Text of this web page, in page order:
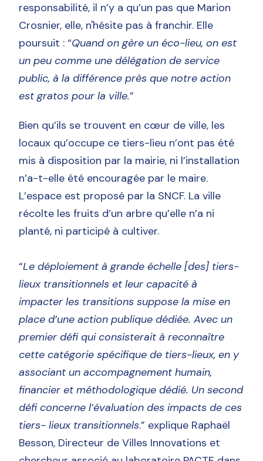
responsabilité, il n’y a qu’un pas que Marion
Crosnier, elle, n'hésite pas à franchir. Elle
poursuit : “Quand on gère un éco-lieu, on est
un peu comme une délégation de service
public, à la différence près que notre action
est gratos pour la ville.”
Bien qu’ils se trouvent en cœur de ville, les
locaux qu’occupe ce tiers-lieu n’ont pas été
mis à disposition par la mairie, ni l’installation
n’a-t-elle été encouragée par le maire.
L’espace est proposé par la SNCF. La ville
récolte les fruits d’un arbre qu’elle n’a ni
planté, ni participé à cultiver.
“Le déploiement à grande échelle [des] tiers-
lieux transitionnels et leur capacité à
impacter les transitions suppose la mise en
place d’une action publique dédiée. Avec un
premier défi qui consisterait à reconnaître
cette catégorie spécifique de tiers-lieux, en y
associant un accompagnement humain,
financier et méthodologique dédié. Un second
défi concerne l’évaluation des impacts de ces
tiers- lieux transitionnels.” explique Raphaël
Besson, Directeur de Villes Innovations et